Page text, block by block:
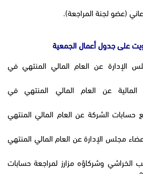
(عضو لجنة المراجعة).
على جدول أعمال الجمعية
الإدارة عن العام المالي المنتهي في
المالية عن العام المالي المنتهي في
حسابات الشركة عن العام المالي المنتهي
مجلس الإدارة عن العام المالي المنتهي
الخراشي وشركاؤه مزارز لمراجعة حسابات